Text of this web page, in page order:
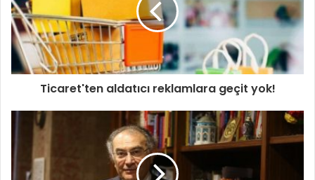
Ticaret'ten aldatıcı reklamlara geçit yok!